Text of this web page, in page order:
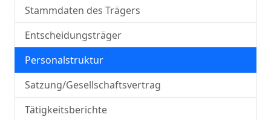
Stammdaten des Trägers
Entscheidungsträger
Personalstruktur
Satzung/Gesellschaftsvertrag
Tätigkeitsberichte